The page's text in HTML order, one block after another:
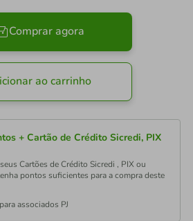
Comprar agora
ao carrinho
+ Cartão de Crédito Sicredi, PIX
Cartões de Crédito Sicredi , PIX ou
pontos suficientes para a compra deste
associados PJ